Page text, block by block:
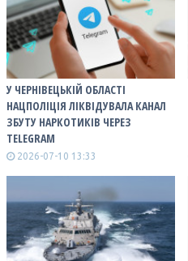
У ЧЕРНІВЕЦЬКІЙ ОБЛАСТІ
НАЦПОЛІЦІЯ ЛІКВІДУВАЛА КАНАЛ
ЗБУТУ НАРКОТИКІВ ЧЕРЕЗ
TELEGRAM
2026-07-10 13:33